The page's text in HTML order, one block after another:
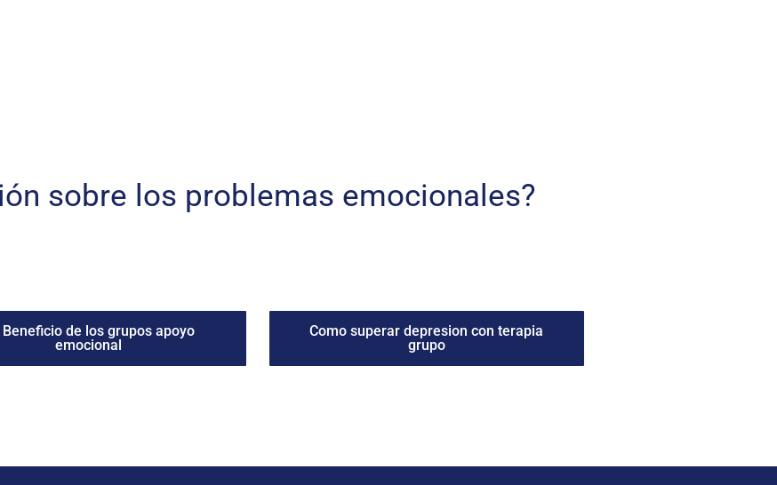
sobre los problemas emocionales?
Beneficio de los grupos apoyo
emocional
Como superar depresion con terapia
grupo